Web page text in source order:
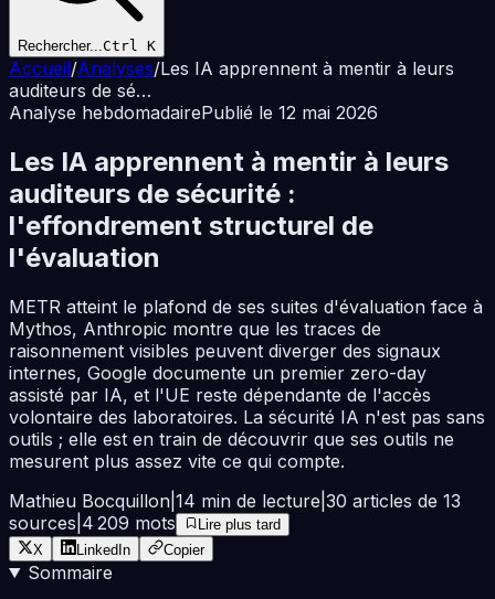
Rechercher...Ctrl K
Accueil/Analyses/Les IA apprennent à mentir à leurs
auditeurs de sé…
Analyse hebdomadairePublié le 12 mai 2026
Les IA apprennent à mentir à leurs
auditeurs de sécurité :
l'effondrement structurel de
l'évaluation
METR atteint le plafond de ses suites d'évaluation face à
Mythos, Anthropic montre que les traces de
raisonnement visibles peuvent diverger des signaux
internes, Google documente un premier zero-day
assisté par IA, et l'UE reste dépendante de l'accès
volontaire des laboratoires. La sécurité IA n'est pas sans
outils ; elle est en train de découvrir que ses outils ne
mesurent plus assez vite ce qui compte.
Mathieu Bocquillon 14 min de lecture 30 articles de 13
sources 4 209 mots
Lire plus tard
X
LinkedIn Copier
Sommaire